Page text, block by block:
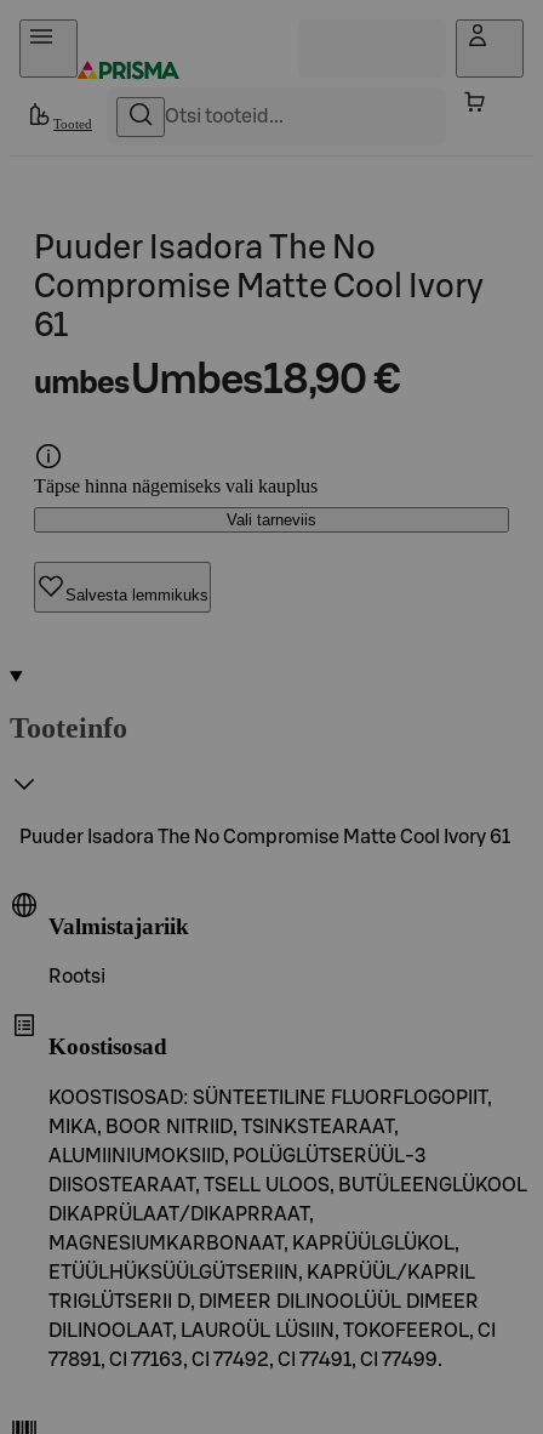
Otse sisu juurde
Tooted
Puuder Isadora The No
Compromise Matte Cool Ivory
61
umbesUmbes18,90 €
Täpse hinna nägemiseks vali kauplus
Vali tarneviis
Salvesta lemmikuks
Tooteinfo
Puuder Isadora The No Compromise Matte Cool Ivory 61
Valmistajariik
Rootsi
Koostisosad
KOOSTISOSAD: SÜNTEETILINE FLUORFLOGOPIIT,
MIKA, BOOR NITRIID, TSINKSTEARAAT,
ALUMIINIUMOKSIID, POLÜGLÜTSERÜÜL-3
DIISOSTEARAAT, TSELL ULOOS, BUTÜLEENGLÜKOOL
DIKAPRÜLAAT/DIKAPRRAAT,
MAGNESIUMKARBONAAT, KAPRÜÜLGLÜKOL,
ETÜÜLHÜKSÜÜLGÜTSERIIN, KAPRÜÜL/KAPRIL
TRIGLÜTSERII D, DIMEER DILINOOLÜÜL DIMEER
DILINOOLAAT, LAUROÜL LÜSIIN, TOKOFEEROL, CI
77891, CI 77163, CI 77492, CI 77491, CI 77499.